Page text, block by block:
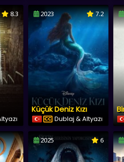
8.3 2023 7.2
Küçük Deniz Kızı
Dublaj & Altyazı
2025 6